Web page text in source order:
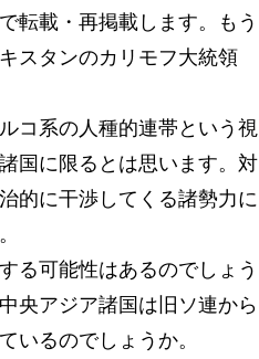
転載・再掲載します。もう
スタンのカリモフ大統領
コ系の人種的連帯という視
国に限るとは思います。対
的に干渉してくる諸勢力に
る可能性はあるのでしょう
央アジア諸国は旧ソ連から
いるのでしょうか。